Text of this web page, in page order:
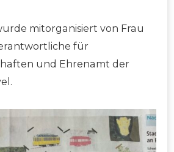
mitorganisiert von Frau
für
und Ehrenamt der